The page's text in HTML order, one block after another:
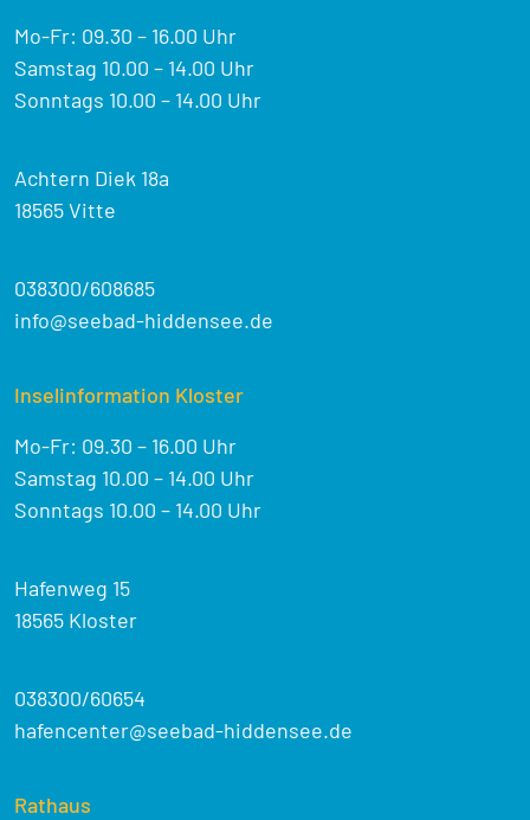
Mo-Fr: 09.30 – 16.00 Uhr
Samstag 10.00 – 14.00 Uhr
Sonntags 10.00 – 14.00 Uhr
Achtern Diek 18a
18565 Vitte
038300/608685
info@seebad-hiddensee.de
Inselinformation Kloster
Mo-Fr: 09.30 – 16.00 Uhr
Samstag 10.00 – 14.00 Uhr
Sonntags 10.00 – 14.00 Uhr
Hafenweg 15
18565 Kloster
038300/60654
hafencenter@seebad-hiddensee.de
Rathaus